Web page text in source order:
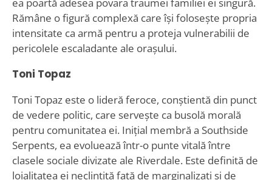
Rămâne o figură complexă care își folosește propria
intensitate ca armă pentru a proteja vulnerabilii de
pericolele escaladante ale orașului.
Toni Topaz
Toni Topaz este o lideră feroce, conștientă din punct
de vedere politic, care servește ca busolă morală
pentru comunitatea ei. Inițial membră a Southside
Serpents, ea evoluează într-o punte vitală între
clasele sociale divizate ale Riverdale. Este definită de
loialitatea ei neclintită față de marginalizați și de